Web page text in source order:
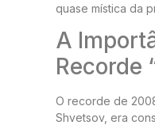
quase mística da
A
Recorde
O recorde de
Shvetsov, era